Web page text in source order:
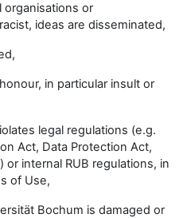
organisations or
ideas are disseminated,
in particular insult or
legal regulations (e.g.
Act, Data Protection Act,
or internal RUB regulations, in
of Use,
Bochum is damaged or